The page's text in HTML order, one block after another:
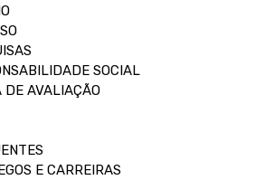
SOCIAL
DE AVALIAÇÃO
E CARREIRAS